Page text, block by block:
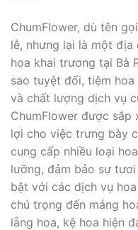
ChumFIower, dù tên
lễ, nhưng lại là một
hoa khai trương tại Bà
sao tuyệt đối, tiệm
và chất lượng dịch vụ
ChumFIower được
lợi cho việc trưng bày
cung cấp nhiều loại
lưỡng, đảm bảo sự
bật với các dịch vụ
chú trọng đến mảng
lẵng hoa, kệ hoa hiện